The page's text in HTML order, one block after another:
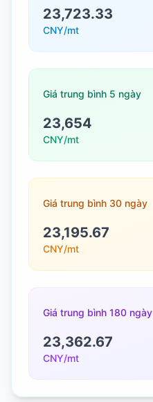
23,723.33
CNY/mt
Giá trung bình 5 ngày
23,654
CNY/mt
Giá trung bình 30 ngày
23,195.67
CNY/mt
Giá trung bình 180 ngày
23,362.67
CNY/mt